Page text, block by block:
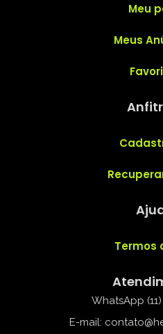
Meu
Meus
Termos
WhatsApp
E-mail: